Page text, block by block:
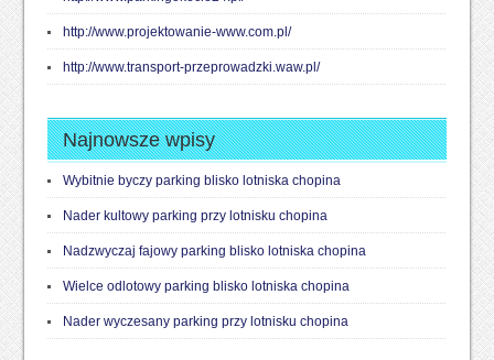
http://www.projektowanie-www.com.pl/
http://www.transport-przeprowadzki.waw.pl/
Najnowsze wpisy
Wybitnie byczy parking blisko lotniska chopina
Nader kultowy parking przy lotnisku chopina
Nadzwyczaj fajowy parking blisko lotniska chopina
Wielce odlotowy parking blisko lotniska chopina
Nader wyczesany parking przy lotnisku chopina